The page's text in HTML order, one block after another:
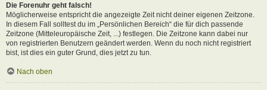
Die Forenuhr geht falsch!
Möglicherweise entspricht die angezeigte Zeit nicht deiner eigenen Zeitzone.
In diesem Fall solltest du im „Persönlichen Bereich“ die für dich passende
Zeitzone (Mitteleuropäische Zeit, ...) festlegen. Die Zeitzone kann dabei nur
von registrierten Benutzern geändert werden. Wenn du noch nicht registriert
bist, ist dies ein guter Grund, dies jetzt zu tun.
Nach oben